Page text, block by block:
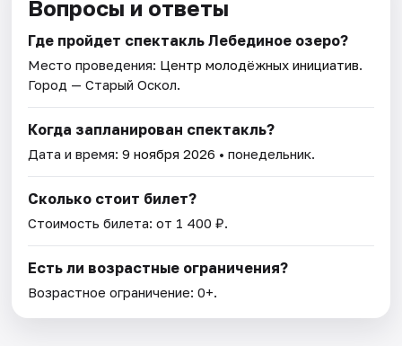
Вопросы и ответы
Где пройдет спектакль Лебединое озеро?
Место проведения: Центр молодёжных инициатив.
Город — Старый Оскол.
Когда запланирован спектакль?
Дата и время:9 ноября 2026 • понедельник.
Сколько стоит билет?
Стоимость билета: от 1 400 ₽.
Есть ли возрастные ограничения?
Возрастное ограничение: 0+.